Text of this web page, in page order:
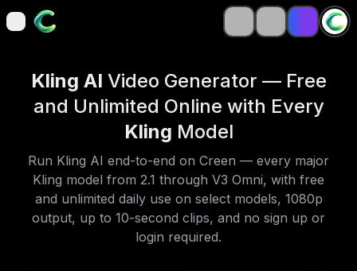
open navigation menu
open navigation menu
Kling AI Video Generator — Free
and Unlimited Online with Every
Kling Model
Run Kling AI end-to-end on Creen — every major
Kling model from 2.1 through V3 Omni, with free
and unlimited daily use on select models, 1080p
output, up to 10-second clips, and no sign up or
login required.